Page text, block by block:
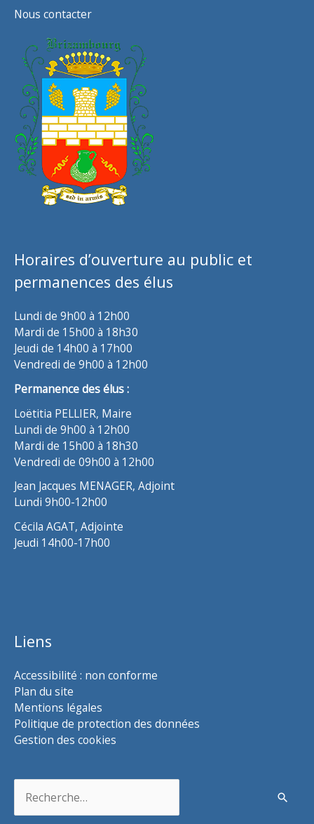
Nous contacter
Horaires d’ouverture au public et
permanences des élus
Lundi de 9h00 à 12h00
Mardi de 15h00 à 18h30
Jeudi de 14h00 à 17h00
Vendredi de 9h00 à 12h00
Permanence des élus :
Loëtitia PELLIER, Maire
Lundi de 9h00 à 12h00
Mardi de 15h00 à 18h30
Vendredi de 09h00 à 12h00
Jean Jacques MENAGER, Adjoint
Lundi 9h00-12h00
Cécila AGAT, Adjointe
Jeudi 14h00-17h00
Liens
Accessibilité : non conforme
Plan du site
Mentions légales
Politique de protection des données
Gestion des cookies